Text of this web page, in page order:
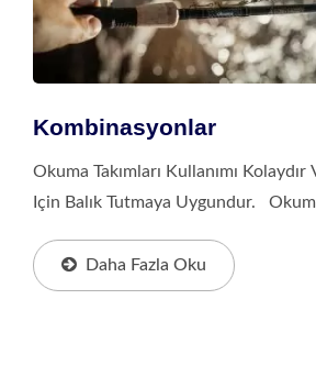
Kombinasyonlar
Okuma Takımları Kullanımı
Için Balık Tutmaya Uygundur.
Yüksek Kaliteli Tasarım, Malzeme...
Daha Fazla Oku